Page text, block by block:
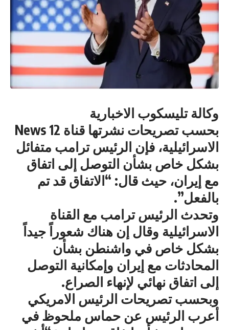
وكالة تليسكوب الاخبارية
بحسب تصريحات نشرتها قناة News 12
الاسرائيلية، فإن الرئيس ترامب متفائل
بشكل خاص بشأن التوصل إلى اتفاق
مع إيران، حيث قال: “الاتفاق قد تم
بالفعل”.
وتحدث الرئيس ترامب مع القناة
الاسرائيلية وقال إن هناك شعوراً جيداً
بشكل خاص في واشنطن بشأن
المحادثات مع إيران وإمكانية التوصل
إلى اتفاق نهائي لإنهاء الصراع.
وبحسب تصريحات الرئيس الامريكي
أعرب الرئيس عن حماس ملحوظ في